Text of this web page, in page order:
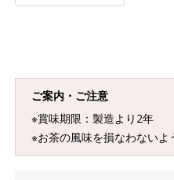
ご案内・ご注意
※賞味期限：製造より2年
※お茶の風味を損なわないよ